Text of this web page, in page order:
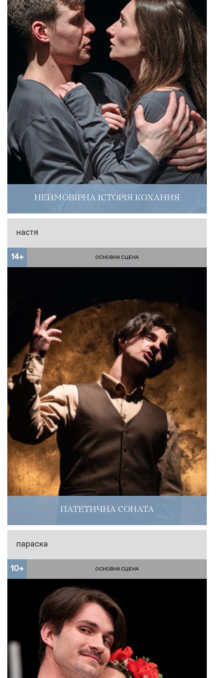
НЕЙМОВІРНА ІСТОРІЯ КОХАННЯ
настя
14+ ОСНОВНА СЦЕНА
ПАТЕТИЧНА СОНАТА
параска
10+ ОСНОВНА СЦЕНА